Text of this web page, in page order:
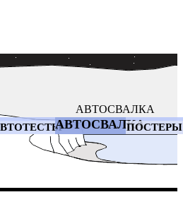
АВТОСВАЛКА
АВТОСВАЛКАПОСТЕРЫ